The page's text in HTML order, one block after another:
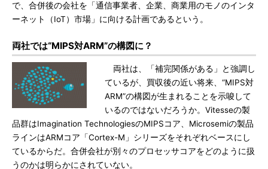
で、合併後の会社を「通信事業者、企業、商業用のモノのインタ
ーネット（IoT）市場」に向ける計画であるという。
両社では“MIPS対ARM”の構図に？
両社は、「補完関係がある」と強調し
ているが、買収後の近い将来、“MIPS対
ARM”の構図が生まれることを示唆して
いるのではないだろうか。Vitesseの製
品群はImagination TechnologiesのMIPSコア、Microsemiの製品
ラインはARMコア「Cortex-M」シリーズをそれぞれベースにし
ているからだ。合併会社が別々のプロセッサコアをどのように扱
うのかは明らかにされていない。